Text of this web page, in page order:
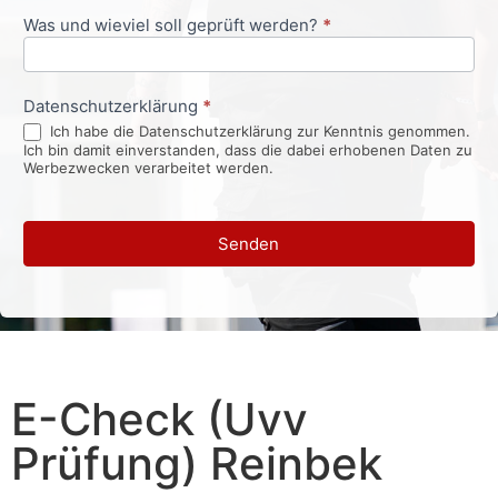
Was und wieviel soll geprüft werden? *
Datenschutzerklärung *
Ich habe die Datenschutzerklärung zur Kenntnis genommen.
Ich bin damit einverstanden, dass die dabei erhobenen Daten zu
Werbezwecken verarbeitet werden.
Senden
E-Check (Uvv
Prüfung) Reinbek